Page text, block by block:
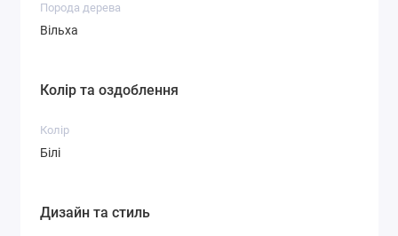
Порода дерева
Вільха
Колір та оздоблення
Колір
Білі
Дизайн та стиль